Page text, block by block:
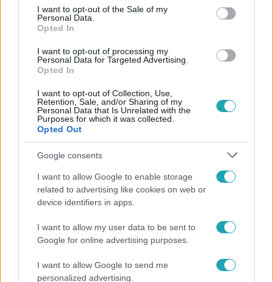
consent section.
I want to opt-out of the Sale of my
Personal Data.
Opted In
I want to opt-out of processing my
Personal Data for Targeted Advertising.
Opted In
I want to opt-out of Collection, Use,
Retention, Sale, and/or Sharing of my
Personal Data that Is Unrelated with the
Purposes for which it was collected.
Opted Out
Google consents
I want to allow Google to enable storage
related to advertising like cookies on web or
device identifiers in apps.
I want to allow my user data to be sent to
Google for online advertising purposes.
I want to allow Google to send me
personalized advertising.
PANDORA - A SZELENCE ÁTKA #KABÁT PÉTER
PÁRBAJ #ADÁSRÉSZLETEK
Népszerű